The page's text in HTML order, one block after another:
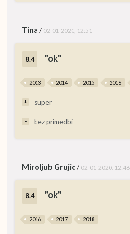
Tina / 02-01-2020, 12:51
8.4 "ok"
2013 2014 2015 2016
+ super
- bez primedbi
Miroljub Grujic/ 02-01-2020, 12:46
8.4 "ok"
2016 2017 2018